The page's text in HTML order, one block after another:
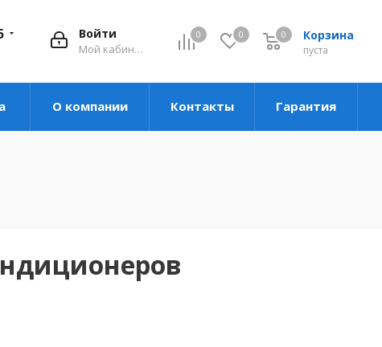
0 0 Корзина
пуста
0
Войти
Мой кабинет
О компании Контакты Гарантия